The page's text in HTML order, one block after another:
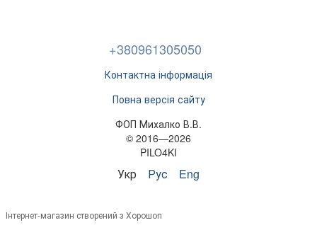
+380961305050
Контактна інформація
Повна версія сайту
ФОП Михалко В.В.
© 2016—2026
PILO4KI
Укр Рус Eng
Інтернет-магазин створений з Хорошоп